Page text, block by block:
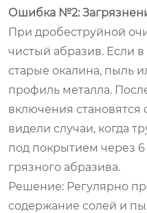
Ошибка №2:
При дробеструйной
чистый абразив. Если
старые окалина, пыль
профиль металла.
включения
видели случаи, когда
под покрытием через
грязного абразива.
Решение: Регулярно
содержание солей и